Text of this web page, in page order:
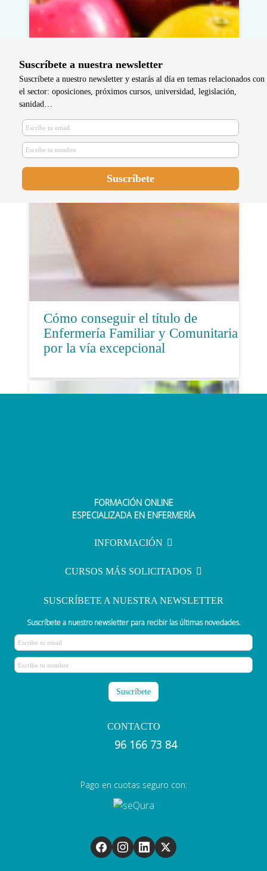
Enfermeras participan en la escuela
de pacientes con obesidad del
Hospital del Henares
Cómo conseguir el título de
Enfermería Familiar y Comunitaria
por la vía excepcional
Tudela formará en RCP a sus
colaboración con el colegio de
Suscríbete a nuestra newsletter
Suscríbete a nuestro newsletter y estarás al día en temas relacionados con
el sector: oposiciones, próximos cursos, universidad, legislación,
sanidad…
FORMACIÓN ONLINE
ESPECIALIZADA EN ENFERMERÍA
INFORMACIÓN
CURSOS MÁS SOLICITADOS
SUSCRÍBETE A NUESTRA NEWSLETTER
Suscríbete a nuestro newsletter para recibir las últimas novedades.
CONTACTO
96 166 73 84
Pago en cuotas seguro con: